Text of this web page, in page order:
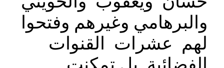
والبرهامي وغيرهم وفتحوا
لهم عشرات القنوات